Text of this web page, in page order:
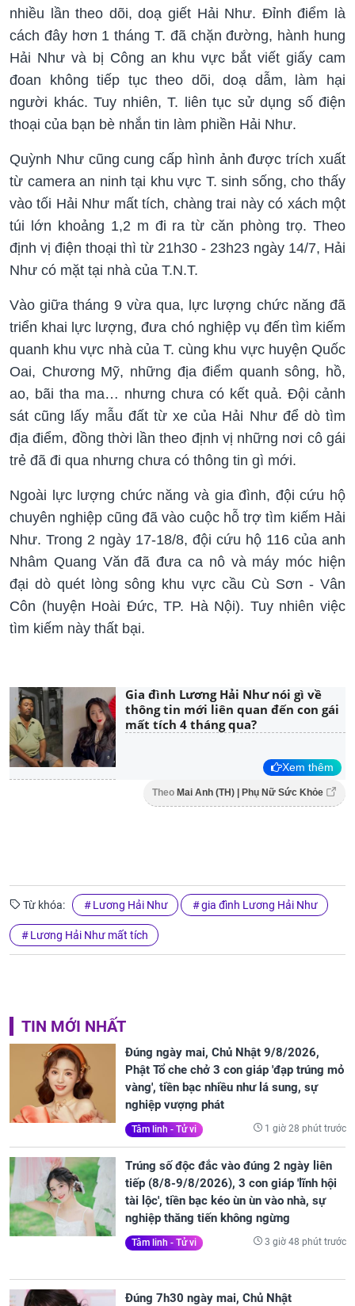
nhiều lần theo dõi, doạ giết Hải Như. Đỉnh điểm là
cách đây hơn 1 tháng T. đã chặn đường, hành hung
Hải Như và bị Công an khu vực bắt viết giấy cam
đoan không tiếp tục theo dõi, doạ dẫm, làm hại
người khác. Tuy nhiên, T. liên tục sử dụng số điện
thoại của bạn bè nhắn tin làm phiền Hải Như.
Quỳnh Như cũng cung cấp hình ảnh được trích xuất
từ camera an ninh tại khu vực T. sinh sống, cho thấy
vào tối Hải Như mất tích, chàng trai này có xách một
túi lớn khoảng 1,2 m đi ra từ căn phòng trọ. Theo
định vị điện thoại thì từ 21h30 - 23h23 ngày 14/7, Hải
Như có mặt tại nhà của T.N.T.
Vào giữa tháng 9 vừa qua, lực lượng chức năng đã
triển khai lực lượng, đưa chó nghiệp vụ đến tìm kiếm
quanh khu vực nhà của T. cùng khu vực huyện Quốc
Oai, Chương Mỹ, những địa điểm quanh sông, hồ,
ao, bãi tha ma… nhưng chưa có kết quả. Đội cảnh
sát cũng lấy mẫu đất từ xe của Hải Như để dò tìm
địa điểm, đồng thời lần theo định vị những nơi cô gái
trẻ đã đi qua nhưng chưa có thông tin gì mới.
Ngoài lực lượng chức năng và gia đình, đội cứu hộ
chuyên nghiệp cũng đã vào cuộc hỗ trợ tìm kiếm Hải
Như. Trong 2 ngày 17-18/8, đội cứu hộ 116 của anh
Nhâm Quang Văn đã đưa ca nô và máy móc hiện
đại dò quét lòng sông khu vực cầu Cù Sơn - Vân
Côn (huyện Hoài Đức, TP. Hà Nội). Tuy nhiên việc
tìm kiếm này thất bại.
Gia đình Lương Hải Như nói gì về
thông tin mới liên quan đến con gái
mất tích 4 tháng qua?
Xem thêm
Theo Mai Anh (TH) | Phụ Nữ Sức Khỏe
Từ khóa: Lương Hải Như gia đình Lương Hải Như
Lương Hải Như mất tích
TIN MỚI NHẤT
Đúng ngày mai, Chủ Nhật 9/8/2026,
Phật Tổ che chở 3 con giáp 'đạp trúng mỏ
vàng', tiền bạc nhiều như lá sung, sự
nghiệp vượng phát
Tâm linh - Tử vi 1 giờ 28 phút trước
Trúng số độc đắc vào đúng 2 ngày liên
tiếp (8/8-9/8/2026), 3 con giáp 'lĩnh hội
tài lộc', tiền bạc kéo ùn ùn vào nhà, sự
nghiệp thăng tiến không ngừng
Tâm linh - Tử vi 3 giờ 48 phút trước
Đúng 7h30 ngày mai, Chủ Nhật